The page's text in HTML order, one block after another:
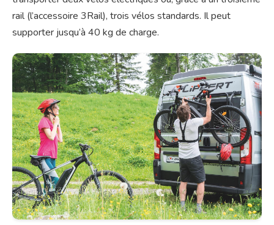
rail (l’accessoire 3Rail), trois vélos standards. Il peut
supporter jusqu’à 40 kg de charge.